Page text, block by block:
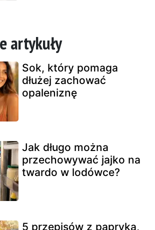
artykuły
Sok, który pomaga
dłużej zachować
opaleniznę
Jak długo można
przechowywać jajko na
twardo w lodówce?
5 przepisów z papryką,